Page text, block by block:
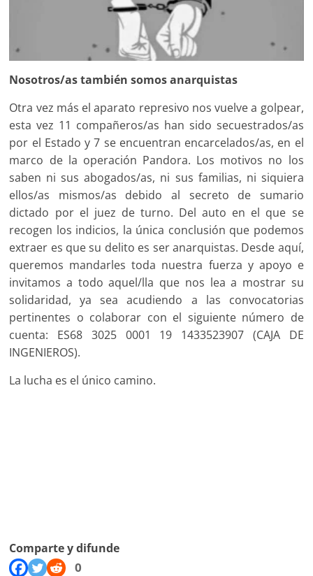
Nosotros/as también somos anarquistas
Otra vez más el aparato represivo nos vuelve a golpear,
esta vez 11 compañeros/as han sido secuestrados/as
por el Estado y 7 se encuentran encarcelados/as, en el
marco de la operación Pandora. Los motivos no los
saben ni sus abogados/as, ni sus familias, ni siquiera
ellos/as mismos/as debido al secreto de sumario
dictado por el juez de turno. Del auto en el que se
recogen los indicios, la única conclusión que podemos
extraer es que su delito es ser anarquistas. Desde aquí,
queremos mandarles toda nuestra fuerza y apoyo e
invitamos a todo aquel/lla que nos lea a mostrar su
solidaridad, ya sea acudiendo a las convocatorias
pertinentes o colaborar con el siguiente número de
cuenta: ES68 3025 0001 19 1433523907 (CAJA DE
INGENIEROS).
La lucha es el único camino.
Comparte y difunde
0